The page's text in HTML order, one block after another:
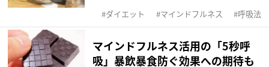
ダイエット マインドフルネス 呼吸法
マインドフルネス活用の「5秒呼
吸」暴飲暴食防ぐ効果への期待も